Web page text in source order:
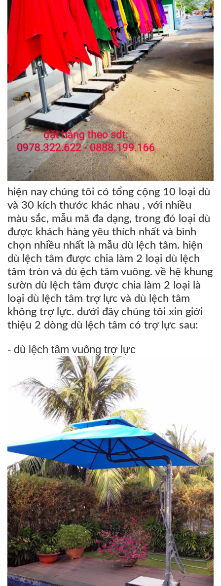
hiện nay chúng tôi có tổng cộng 10 loại dù
và 30 kích thước khác nhau , với nhiều
màu sắc, mẫu mã đa dạng, trong đó loại dù
được khách hàng yêu thích nhất và bình
chọn nhiều nhất là mẫu dù lệch tâm. hiện
dù lệch tâm được chia làm 2 loại dù lệch
tâm tròn và dù ệch tâm vuông. về hệ khung
sườn dù lệch tâm được chia làm 2 loại là
loại dù lệch tâm trợ lực và dù lệch tâm
không trợ lực. dưới đây chúng tôi xin giới
thiệu 2 dòng dù lệch tâm có trợ lực sau:
- dù lệch tâm vuông trợ lực